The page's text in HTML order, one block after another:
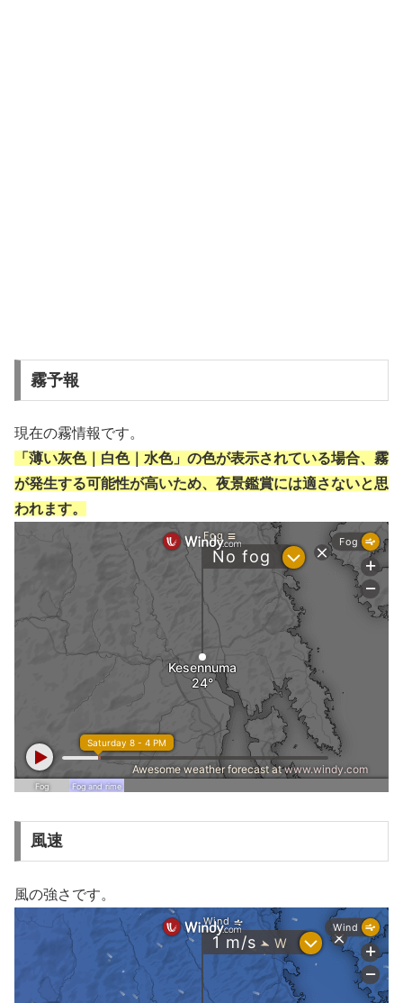
霧予報
現在の霧情報です。
「薄い灰色｜白色｜水色」の色が表示されている場合、霧
が発生する可能性が高いため、夜景鑑賞には適さないと思
われます。
風速
風の強さです。